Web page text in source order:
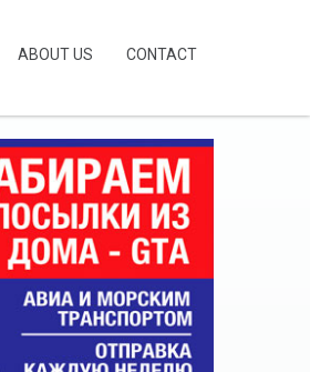
ABOUT US CONTACT